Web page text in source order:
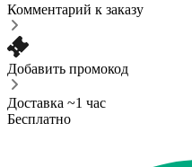
Комментарий к заказу
Добавить промокод
Доставка ~1 час
Бесплатно